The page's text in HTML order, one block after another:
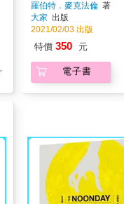
羅伯特．麥克法倫著
大家 出版
2021/02/03 出版
特價 350 元
電子書